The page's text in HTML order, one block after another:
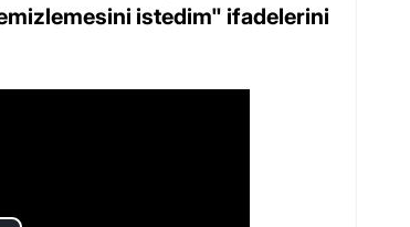
istedim" ifadelerini